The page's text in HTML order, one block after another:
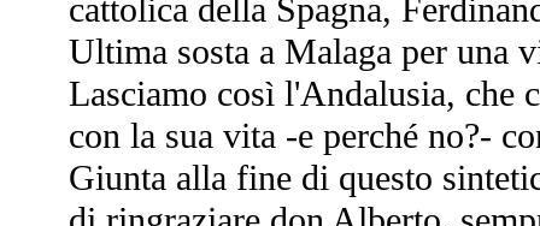
cattolica della Spagna,
Ultima sosta a Malaga per una
Lasciamo così l'Andalusia, che
con la sua vita -e perché no?-
Giunta alla fine di questo